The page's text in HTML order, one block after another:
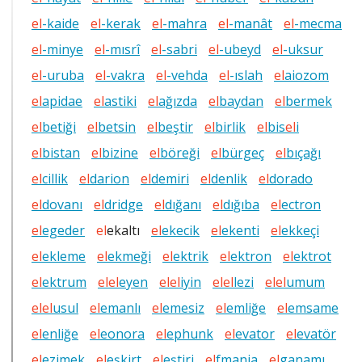
el-kaide el-kerak el-mahra el-manât el-mecma
el-minye el-mısrî el-sabri el-ubeyd el-uksur
el-uruba el-vakra el-vehda el-ıslah elaiozom
elapidae elastiki elağızda elbaydan elbermek
elbetiği elbetsin elbeştir elbirlik elbiseli
elbistan elbizine elböreği elbürgeç elbıçağı
elcillik eldarion eldemiri eldenlik eldorado
eldovanı eldridge eldığanı eldığıba electron
elegeder elekaltı elekecik elekenti elekkeçi
elekleme elekmeği elektrik elektron elektrot
elektrum eleleyen eleliyin elellezi elelumum
elelusul elemanlı elemesiz elemliğe elemsame
elenliğe eleonora elephunk elevator elevatör